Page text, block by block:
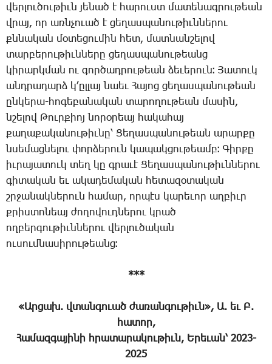
վեր­լու­ծու­թիւն յե­նած է հա­րուստ մա­տե­նագ­րու­թեան
վրայ, որ առն­չո­ւած է ցե­ղաս­պա­նու­թիւն­նե­րու
քննա­կան մօ­տե­ցու­մին հետ, մատ­նան­շե­լով
տար­բե­րու­թիւն­նե­րը ցե­ղաս­պա­նու­թեանց
կի­րարկ­ման ու գոր­ծադ­րու­թեան ձե­ւե­րուն։ ­Յա­տուկ
անդ­րա­դարձ կ­՚ըլ­լայ նաեւ ­Հա­յոց ցե­ղաս­պա­նու­թեան
ըն­կե­րա-հո­գե­բա­նա­կան տա­րո­ղու­թեան մա­սին,
նշե­լով ­Թուր­քիոյ նո­րօ­րեայ հա­կա­հայ
քա­ղա­քա­կա­նու­թիւ­նը՝ ­Ցե­ղաս­պա­նու­թեան ա­րար­քը
նսե­մա­ցնե­լու փոր­ձե­րուն կա­պակ­ցու­թեամբ։ ­Գիր­քը
իւ­րա­յա­տուկ տեղ կը գրա­ւէ ­Ցե­ղաս­պա­նու­թիւն­նե­րու
գի­տա­կան եւ ա­կա­դե­մա­կան հե­տա­զօ­տա­կան
շրջա­նակ­նե­րուն հա­մար, որ­պէս կա­րե­ւոր աղ­բիւր
քրիս­տո­նեայ ժո­ղո­վուդ­նե­րու կրած
ող­բեր­գու­թիւն­նե­րու վեր­լու­ծա­կան
ու­սում­նա­սի­րու­թեանց։
***
«Ար­ցախ. վտան­գո­ւած ժա­ռան­գու­թիւն», Ա. եւ Բ.
հա­տոր,
­Հա­մազ­գա­յի­նի հրա­տա­րա­կու­թիւն, Ե­րե­ւան՝ 2023-
2025